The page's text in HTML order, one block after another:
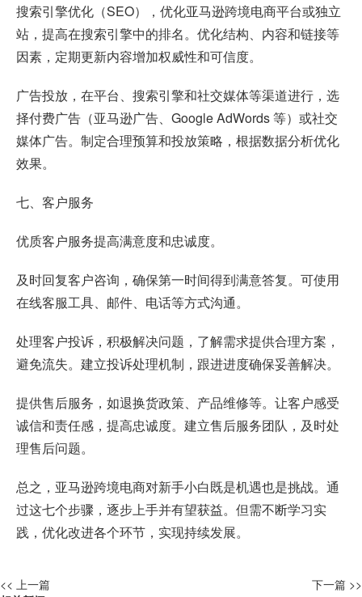
搜索引擎优化（SEO），优化亚马逊跨境电商平台或独立
站，提高在搜索引擎中的排名。优化结构、内容和链接等
因素，定期更新内容增加权威性和可信度。
广告投放，在平台、搜索引擎和社交媒体等渠道进行，选
择付费广告（亚马逊广告、Google AdWords 等）或社交
媒体广告。制定合理预算和投放策略，根据数据分析优化
效果。
七、客户服务
优质客户服务提高满意度和忠诚度。
及时回复客户咨询，确保第一时间得到满意答复。可使用
在线客服工具、邮件、电话等方式沟通。
处理客户投诉，积极解决问题，了解需求提供合理方案，
避免流失。建立投诉处理机制，跟进进度确保妥善解决。
提供售后服务，如退换货政策、产品维修等。让客户感受
诚信和责任感，提高忠诚度。建立售后服务团队，及时处
理售后问题。
总之，亚马逊跨境电商对新手小白既是机遇也是挑战。通
过这七个步骤，逐步上手并有望获益。但需不断学习实
践，优化改进各个环节，实现持续发展。
<< 上一篇
下一篇 >>